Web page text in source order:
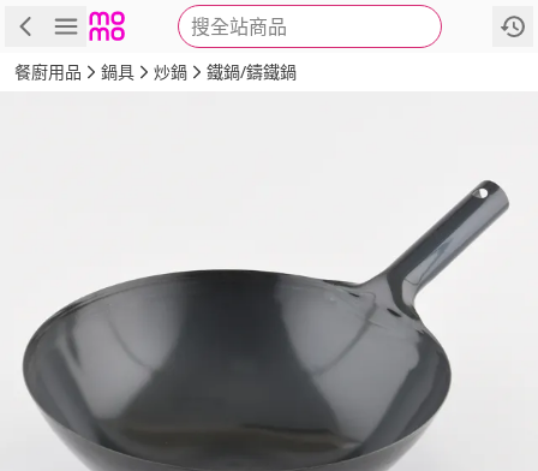
搜全站商品
商品 評價 詳情
餐廚用品 鍋具 炒鍋 鐵鍋/鑄鐵鍋